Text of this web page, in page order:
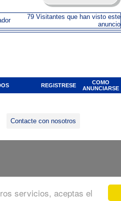
servicios, aceptas el
79 Visitantes que han visto este
anuncio
REGISTRESE
COMO
ANUNCIARSE
Contacte con nosotros